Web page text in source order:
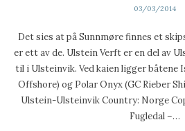
03/03/2014
Det sies at på Sunnmøre finnes et
er ett av de. Ulstein Verft er en del av
til i Ulsteinvik. Ved kaien ligger båtene
Offshore) og Polar Onyx (GC Rieber
Ulstein-Ulsteinvik Country: Norge
Fugledal –…